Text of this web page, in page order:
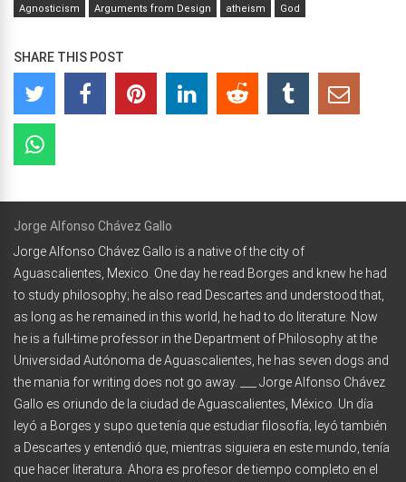
Agnosticism Arguments from Design atheism God
SHARE THIS POST
Jorge Alfonso Chávez Gallo
Jorge Alfonso Chávez Gallo is a native of the city of
Aguascalientes, Mexico. One day he read Borges and knew he had
to study philosophy; he also read Descartes and understood that,
as long as he remained in this world, he had to do literature. Now
he is a full-time professor in the Department of Philosophy at the
Universidad Autónoma de Aguascalientes, he has seven dogs and
the mania for writing does not go away. ___ Jorge Alfonso Chávez
Gallo es oriundo de la ciudad de Aguascalientes, México. Un día
leyó a Borges y supo que tenía que estudiar filosofía; leyó también
a Descartes y entendió que, mientras siguiera en este mundo, tenía
que hacer literatura. Ahora es profesor de tiempo completo en el